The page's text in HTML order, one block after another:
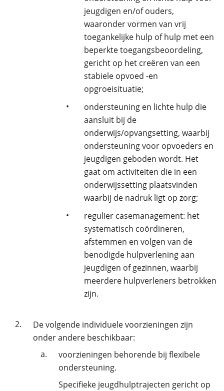
jeugdigen en/of ouders,
waaronder vormen van vrij
toegankelijke hulp of hulp met een
beperkte toegangsbeoordeling,
gericht op het creëren van een
stabiele opvoed -en
opgroeisituatie;
•
ondersteuning en lichte hulp die
aansluit bij de
onderwijs/opvangsetting, waarbij
ondersteuning voor opvoeders en
jeugdigen geboden wordt. Het
gaat om activiteiten die in een
onderwijssetting plaatsvinden
waarbij de nadruk ligt op zorg;
•
regulier casemanagement: het
systematisch coördineren,
afstemmen en volgen van de
benodigde hulpverlening aan
jeugdigen of gezinnen, waarbij
meerdere hulpverleners betrokken
zijn.
2.
De volgende individuele voorzieningen zijn
onder andere beschikbaar:
a.
voorzieningen behorende bij flexibele
ondersteuning.
Specifieke jeugdhulptrajecten gericht op